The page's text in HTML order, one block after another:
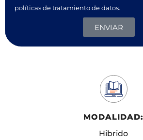
políticas de tratamiento de datos.
ENVIAR
MODALIDAD:
Hibrido